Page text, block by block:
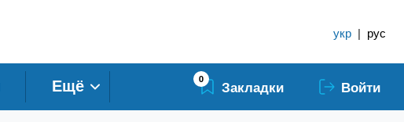
укр | рус
Ещё 0 Закладки Войти